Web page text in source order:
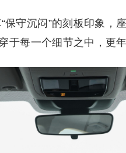
守沉闷”的刻板印象，
于每一个细节之中，更